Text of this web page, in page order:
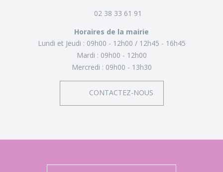
02 38 33 61 91
Horaires de la mairie
Lundi et Jeudi : 09h00 - 12h00
12h45 - 16h45
Mardi : 09h00 - 12h00
Mercredi : 09h00 - 13h30
CONTACTEZ-NOUS